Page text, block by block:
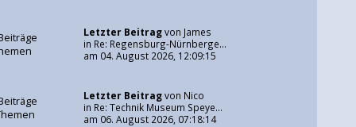
Letzter Beitragvon James
in Re: Regensburg-Nürnberge...
am 04. August 2026, 12:09:15
Letzter Beitragvon Nico
in Re: Technik Museum Speye...
am 06. August 2026, 07:18:14